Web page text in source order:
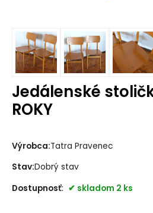
Jedálenské
ROKY
Výrobca:Tatra Pravenec
Stav:Dobrý stav
Dostupnosť:
skladom 2 ks